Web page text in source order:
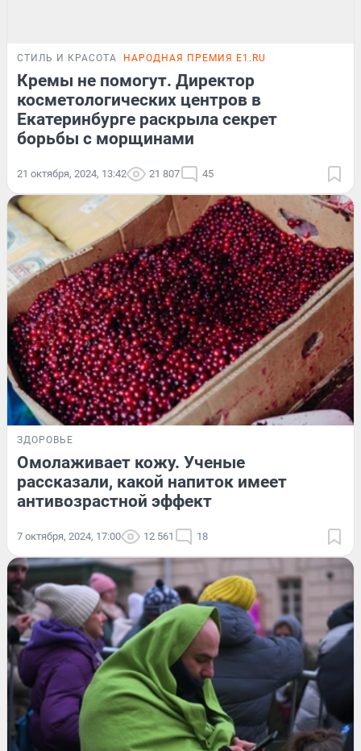
СТИЛЬ И КРАСОТА НАРОДНАЯ ПРЕМИЯ E1.RU
Кремы не помогут. Директор
косметологических центров в
Екатеринбурге раскрыла секрет
борьбы с морщинами
21 октября, 2024, 13:42 21 807 45
ЗДОРОВЬЕ
Омолаживает кожу. Ученые
рассказали, какой напиток имеет
антивозрастной эффект
7 октября, 2024, 17:00 12 561 18